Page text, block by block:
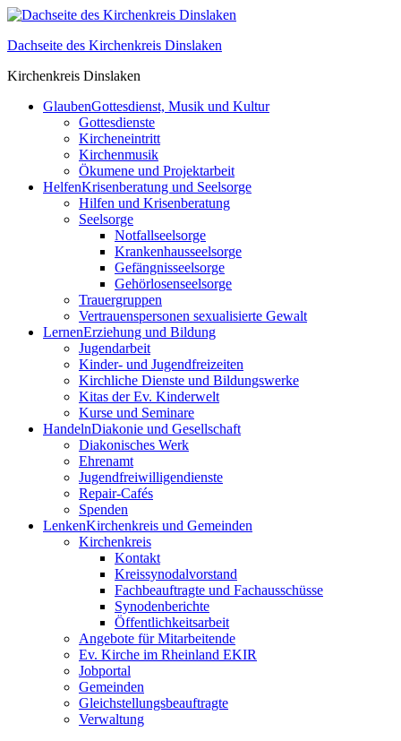
Skip
content
Dachseite des Kirchenkreis Dinslaken
Kirchenkreis Dinslaken
GlaubenGottesdienst, Musik und Kultur
Gottesdienste
Kircheneintritt
Kirchenmusik
Ökumene und Projektarbeit
HelfenKrisenberatung und Seelsorge
Hilfen und Krisenberatung
Seelsorge
Notfallseelsorge
Krankenhausseelsorge
Gefängnisseelsorge
Gehörlosenseelsorge
Trauergruppen
Vertrauenspersonen sexualisierte Gewalt
LernenErziehung und Bildung
Jugendarbeit
Kinder- und Jugendfreizeiten
Kirchliche Dienste und Bildungswerke
Kitas der Ev. Kinderwelt
Kurse und Seminare
HandelnDiakonie und Gesellschaft
Diakonisches Werk
Ehrenamt
Jugendfreiwilligendienste
Repair-Cafés
Spenden
LenkenKirchenkreis und Gemeinden
Kirchenkreis
Kontakt
Kreissynodalvorstand
Fachbeauftragte und Fachausschüsse
Synodenberichte
Öffentlichkeitsarbeit
Angebote für Mitarbeitende
Ev. Kirche im Rheinland EKIR
Jobportal
Gemeinden
Gleichstellungs­­­beauftragte
Verwaltung